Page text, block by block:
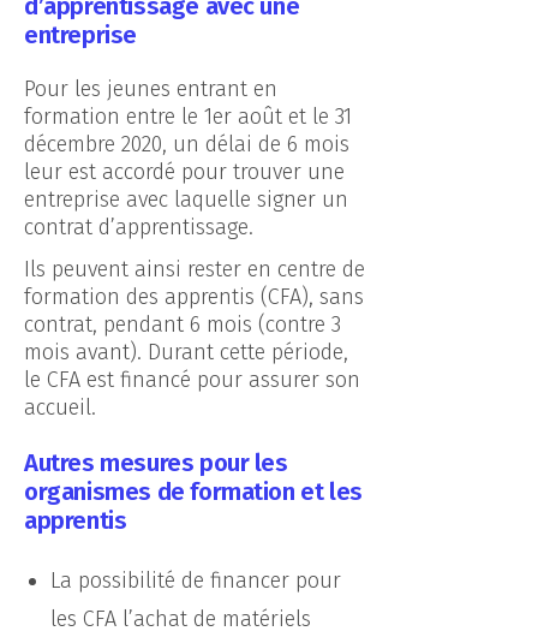
d’apprentissage avec une
entreprise
Pour les jeunes entrant en
formation entre le 1er août et le 31
décembre 2020, un délai de 6 mois
leur est accordé pour trouver une
entreprise avec laquelle signer un
contrat d’apprentissage.
Ils peuvent ainsi rester en centre de
formation des apprentis (CFA), sans
contrat, pendant 6 mois (contre 3
mois avant). Durant cette période,
le CFA est financé pour assurer son
accueil.
Autres mesures pour les
organismes de formation et les
apprentis
La possibilité de financer pour
les CFA l’achat de matériels